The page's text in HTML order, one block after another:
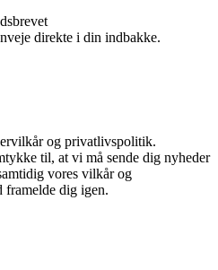
direkte i din indbakke.
og privatlivspolitik.
til, at vi må sende dig nyheder
vores vilkår og
dig igen.